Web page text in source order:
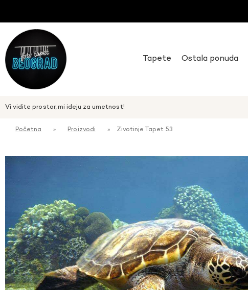
Tapete Ostala ponuda
Vi vidite prostor, mi ideju za umetnost!
Početna » Proizvodi » Zivotinje Tapet 53